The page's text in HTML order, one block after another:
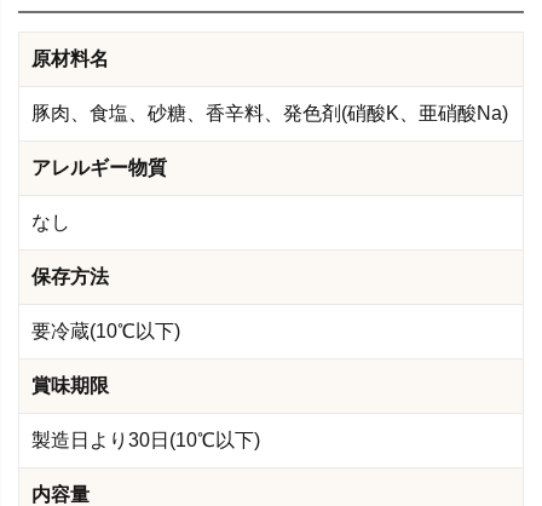
原材料名
豚肉、食塩、砂糖、香辛料、発色剤(硝酸K、亜硝酸Na)
アレルギー物質
なし
保存方法
要冷蔵(10℃以下)
賞味期限
製造日より30日(10℃以下)
内容量